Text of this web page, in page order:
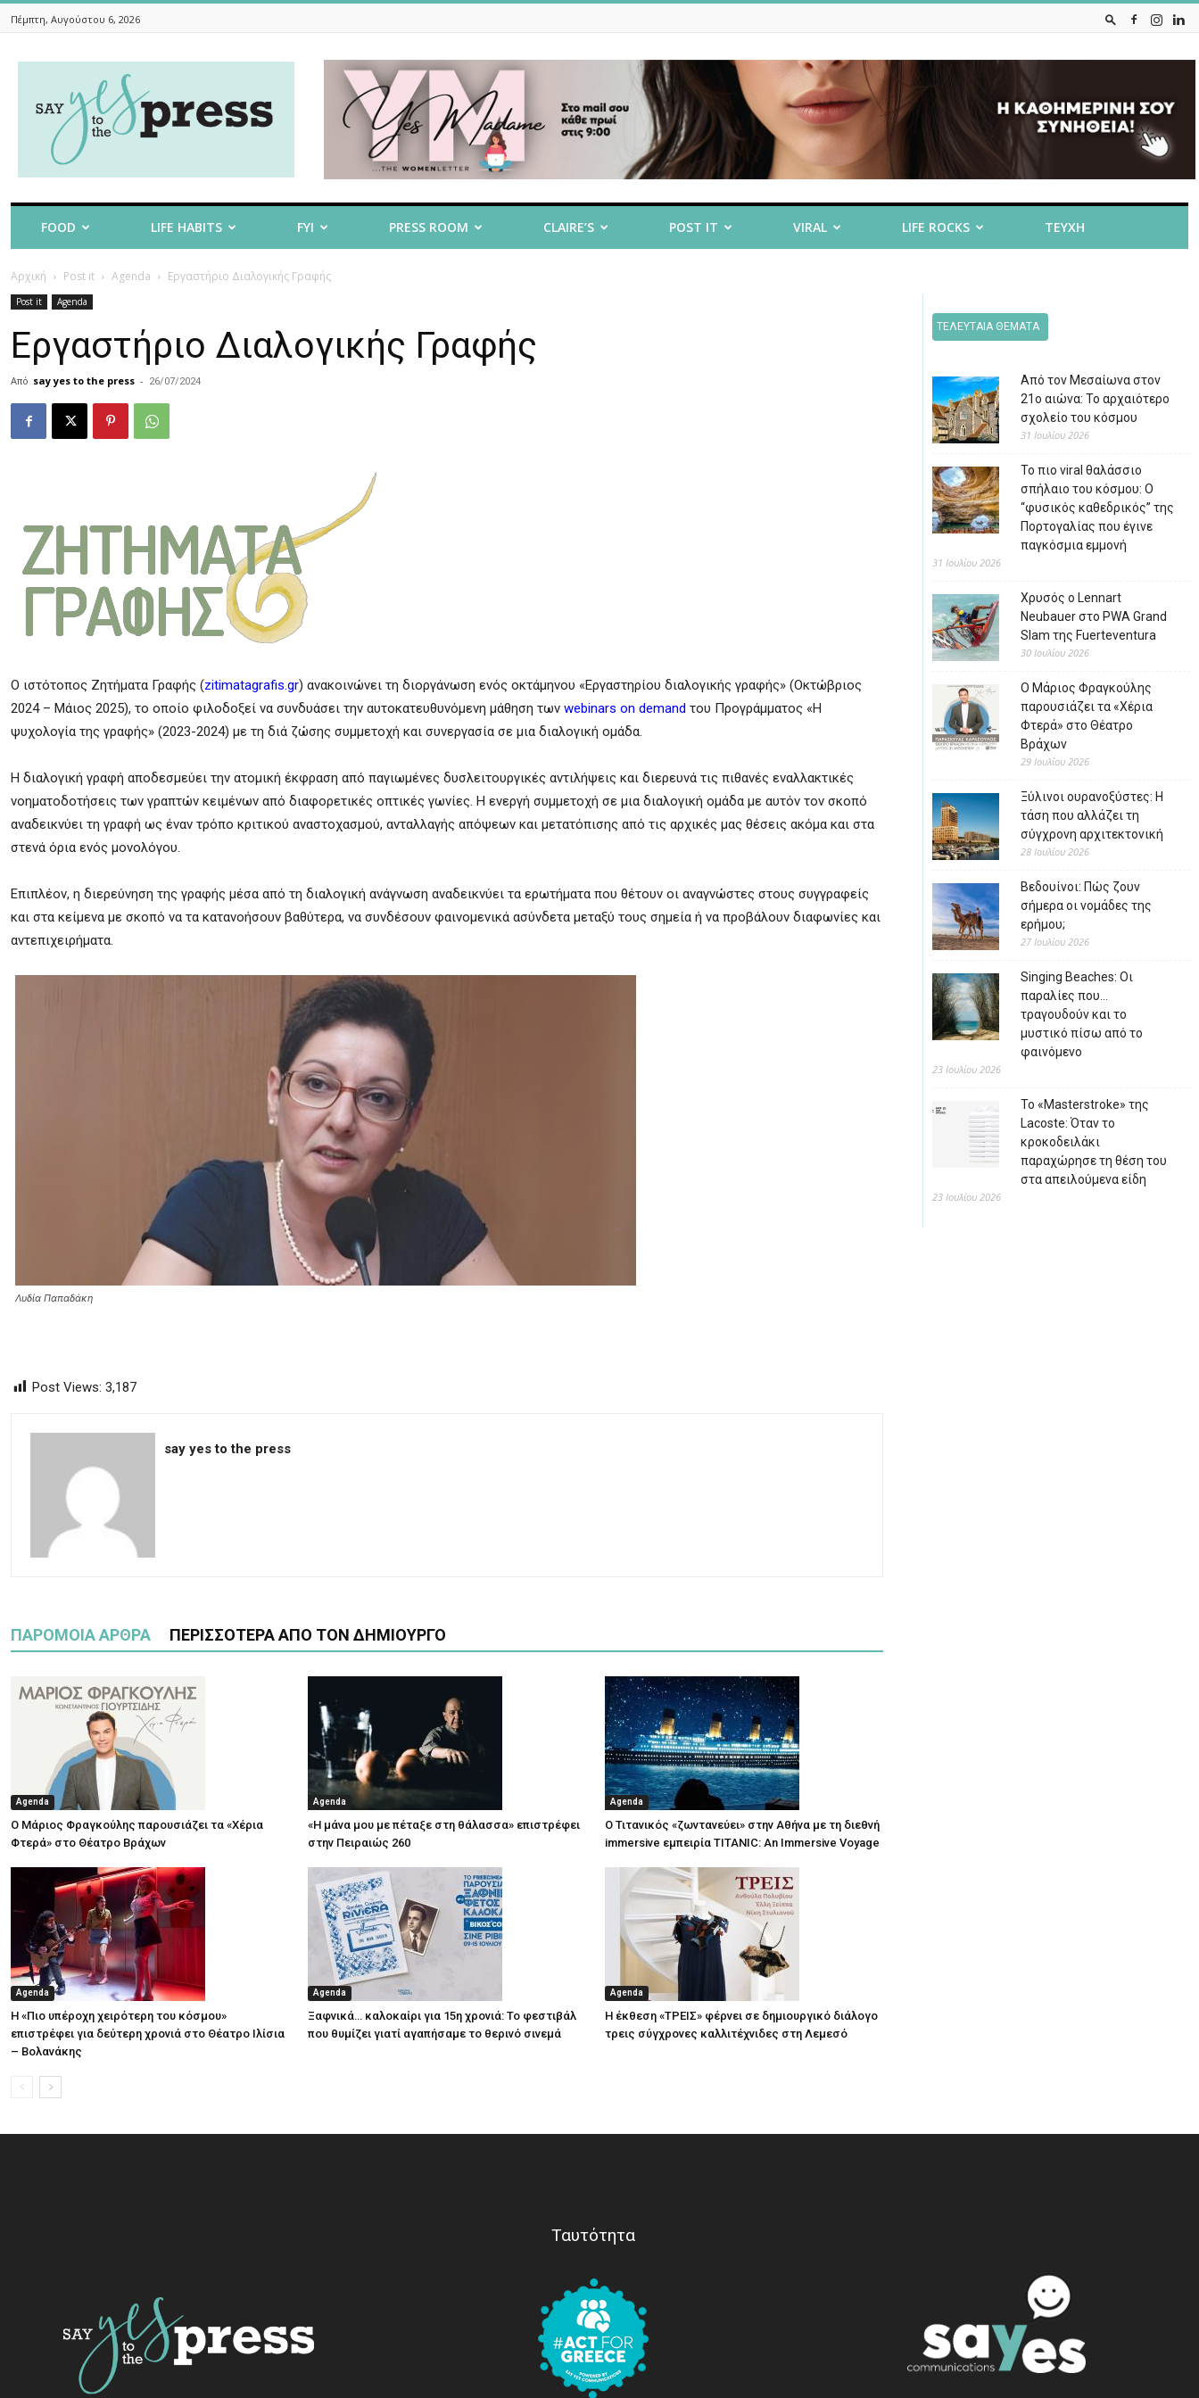
Πέμπτη, Αυγούστου 6, 2026
To
The
FOOD LIFE HABITS FYI PRESS ROOM CLAIRE’S POST IT VIRAL LIFE ROCKS ΤΕΥΧΗ
Αρχική Post it Agenda Εργαστήριο Διαλογικής Γραφής
Post it Agenda
Εργαστήριο Διαλογικής Γραφής
Από say yes to the press - 26/07/2024
Ο ιστότοπος Ζητήματα Γραφής (zitimatagrafis.gr) ανακοινώνει τη διοργάνωση ενός οκτάμηνου «Εργαστηρίου διαλογικής γραφής» (Οκτώβριος
2024 – Μάιος 2025), το οποίο φιλοδοξεί να συνδυάσει την αυτοκατευθυνόμενη μάθηση των webinars on demand του Προγράμματος «Η
ψυχολογία της γραφής» (2023-2024) με τη διά ζώσης συμμετοχή και συνεργασία σε μια διαλογική ομάδα.
Η διαλογική γραφή αποδεσμεύει την ατομική έκφραση από παγιωμένες δυσλειτουργικές αντιλήψεις και διερευνά τις πιθανές εναλλακτικές
νοηματοδοτήσεις των γραπτών κειμένων από διαφορετικές οπτικές γωνίες. Η ενεργή συμμετοχή σε μια διαλογική ομάδα με αυτόν τον σκοπό
αναδεικνύει τη γραφή ως έναν τρόπο κριτικού αναστοχασμού, ανταλλαγής απόψεων και μετατόπισης από τις αρχικές μας θέσεις ακόμα και στα
στενά όρια ενός μονολόγου.
Επιπλέον, η διερεύνηση της γραφής μέσα από τη διαλογική ανάγνωση αναδεικνύει τα ερωτήματα που θέτουν οι αναγνώστες στους συγγραφείς
και στα κείμενα με σκοπό να τα κατανοήσουν βαθύτερα, να συνδέσουν φαινομενικά ασύνδετα μεταξύ τους σημεία ή να προβάλουν διαφωνίες και
αντεπιχειρήματα.
Λυδία Παπαδάκη
Post Views: 3,187
say yes to the press
ΠΑΡΟΜΟΙΑ ΑΡΘΡΑ ΠΕΡΙΣΣΟΤΕΡΑ ΑΠΟ ΤΟΝ ΔΗΜΙΟΥΡΓΟ
Agenda
Ο Μάριος Φραγκούλης παρουσιάζει τα «Χέρια
Φτερά» στο Θέατρο Βράχων
Agenda
«Η μάνα μου με πέταξε στη θάλασσα» επιστρέφει
στην Πειραιώς 260
Agenda
Ο Τιτανικός «ζωντανεύει» στην Αθήνα με τη διεθνή
immersive εμπειρία TITANIC: An Immersive Voyage
Agenda
Η «Πιο υπέροχη χειρότερη του κόσμου»
επιστρέφει για δεύτερη χρονιά στο Θέατρο Ιλίσια
– Βολανάκης
Agenda
Ξαφνικά… καλοκαίρι για 15η χρονιά: Το φεστιβάλ
που θυμίζει γιατί αγαπήσαμε το θερινό σινεμά
Agenda
Η έκθεση «ΤΡΕΙΣ» φέρνει σε δημιουργικό διάλογο
τρεις σύγχρονες καλλιτέχνιδες στη Λεμεσό
ΤΕΛΕΥΤΑΙΑ ΘΕΜΑΤΑ
Από τον Μεσαίωνα στον
21ο αιώνα: Το αρχαιότερο
σχολείο του κόσμου
31 Ιουλίου 2026
Το πιο viral θαλάσσιο
σπήλαιο του κόσμου: Ο
“φυσικός καθεδρικός” της
Πορτογαλίας που έγινε
παγκόσμια εμμονή
31 Ιουλίου 2026
Χρυσός ο Lennart
Neubauer στο PWA Grand
Slam της Fuerteventura
30 Ιουλίου 2026
Ο Μάριος Φραγκούλης
παρουσιάζει τα «Χέρια
Φτερά» στο Θέατρο
Βράχων
29 Ιουλίου 2026
Ξύλινοι ουρανοξύστες: Η
τάση που αλλάζει τη
σύγχρονη αρχιτεκτονική
28 Ιουλίου 2026
Βεδουίνοι: Πώς ζουν
σήμερα οι νομάδες της
ερήμου;
27 Ιουλίου 2026
Singing Beaches: Οι
παραλίες που…
τραγουδούν και το
μυστικό πίσω από το
φαινόμενο
23 Ιουλίου 2026
Το «Masterstroke» της
Lacoste: Όταν το
κροκοδειλάκι
παραχώρησε τη θέση του
στα απειλούμενα είδη
23 Ιουλίου 2026
Ταυτότητα